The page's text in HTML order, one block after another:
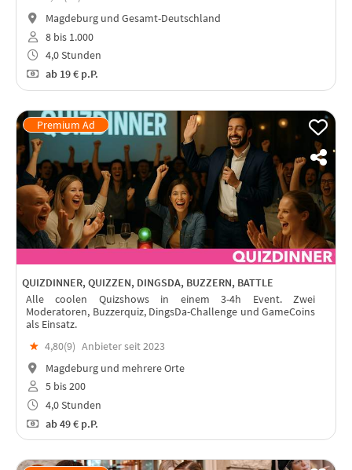
Magdeburg und Gesamt-Deutschland
8 bis 1.000
4,0 Stunden
ab19 € p.P.
QUIZDINNER, QUIZZEN, DINGSDA, BUZZERN, BATTLE
Alle coolen Quizshows in einem 3-4h Event. Zwei
Moderatoren, Buzzerquiz, DingsDa-Challenge und GameCoins
als Einsatz.
★ 4,80(9) Anbieter seit 2023
Magdeburg und mehrere Orte
5 bis 200
4,0 Stunden
ab49 € p.P.